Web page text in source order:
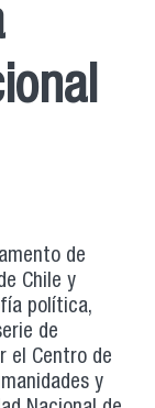
de
Chile y
política,
de
el Centro de
y